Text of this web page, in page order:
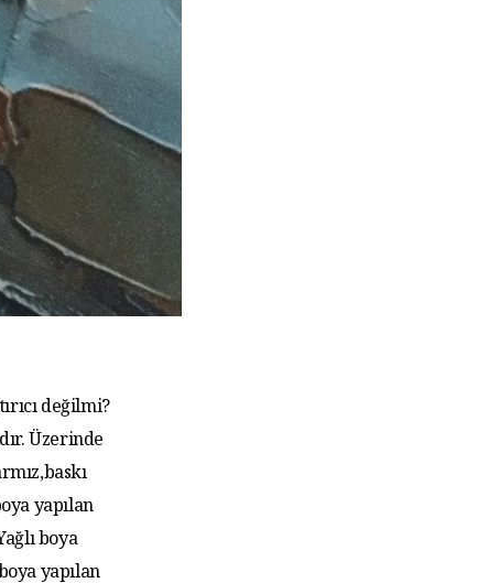
değilmi?
Üzerinde
yapılan
boya
yapılan